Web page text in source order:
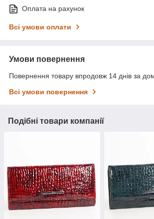
Оплата на рахунок
Всі умови оплати
Умови повернення
Повернення товару впродовж 14 днів за
Всі умови повернення
Подібні товари компанії